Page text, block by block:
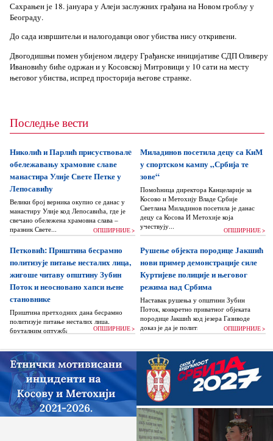
Сахрањен је 18. јануара у Алеји заслужних грађана на Новом гробљу у
Београду.
До сада извршитељи и налогодавци овог убиства нису откривени.
Двогодишњи помен убијеном лидеру Грађанске иницијативе СДП Оливеру
Ивановићу биће одржан и у Косовској Митровици у 10 сати на месту
његовог убиства, испред просторија његове странке.
Последње вести
Николић и Парлић присуствовалe
обележавању храмовне славе
манастира Улије Свете Петке у
Лепосавићу
Велики број верника окупио се данас у
манастиру Улије код Лепосавића, где је
свечано обележена храмовна слава –
празник Свете...
ОПШИРНИЈЕ >
Миладинов посетила децу са КиМ
у спортском кампу „Србија те
зове“
Помоћница директора Канцеларије за
Косово и Метохију Владе Србије
Светлана Миладинов посетила је данас
децу са Косова И Метохије која
учествују...
ОПШИРНИЈЕ >
Петковић: Приштина бесрамно
политизује питање несталих лица,
жигоше читаву општину Зубин
Поток и неосновано хапси њене
становнике
Приштина претходних дана бесрамно
политизује питање несталих лица,
бруталним оптужбама на рачун Београда
жигоше...
ОПШИРНИЈЕ >
Рушење објекта породице Јакшић
нови пример демонстрације силе
Куртијеве полиције и његовог
режима над Србима
Наставак рушења у општини Зубин
Поток, конкретно приватног објеката
породице Јакшић код језера Газиводе
доказ је да је политика Аљбина Куртија...
ОПШИРНИЈЕ >